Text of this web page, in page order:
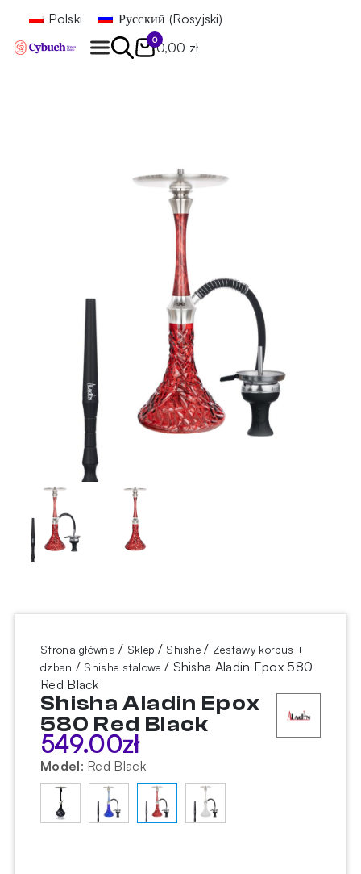
Polski Русский (Rosyjski)
0
0,00 zł
Strona główna / Sklep / Shishe / Zestawy korpus +
dzban / Shishe stalowe / Shisha Aladin Epox 580
Red Black
Shisha Aladin Epox
580 Red Black
549.00zł
Model: Red Black